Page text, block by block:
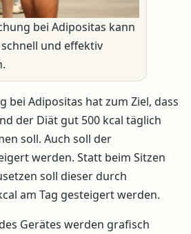
bei Adipositas kann
und effektiv
bei Adipositas hat zum Ziel, dass
der Diät gut 500 kcal täglich
soll. Auch soll der
werden. Statt beim Sitzen
soll dieser durch
am Tag gesteigert werden.
Gerätes werden grafisch